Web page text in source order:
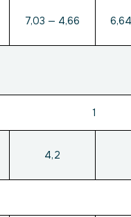
7,03 — 4,66
1
4,2